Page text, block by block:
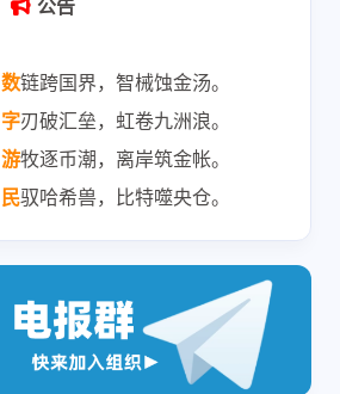
公告
数链跨国界，智械蚀金汤。
字刃破汇垒，虹卷九洲浪。
游牧逐币潮，离岸筑金帐。
民驭哈希兽，比特噬央仓。